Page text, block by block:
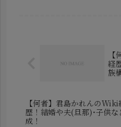
経
族
【何者】君島かれんの
歴！結婚や夫(旦那)･子供な
成！